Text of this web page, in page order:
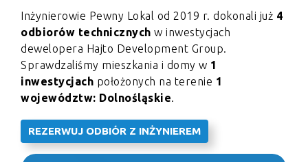
Inżynierowie Pewny Lokal od 2019 r. dokonali już 4
odbiorów technicznych w inwestycjach
dewelopera Hajto Development Group.
Sprawdzaliśmy mieszkania i domy w 1
inwestycjach położonych na terenie 1
województw: Dolnośląskie.
REZERWUJ ODBIÓR Z INŻYNIEREM